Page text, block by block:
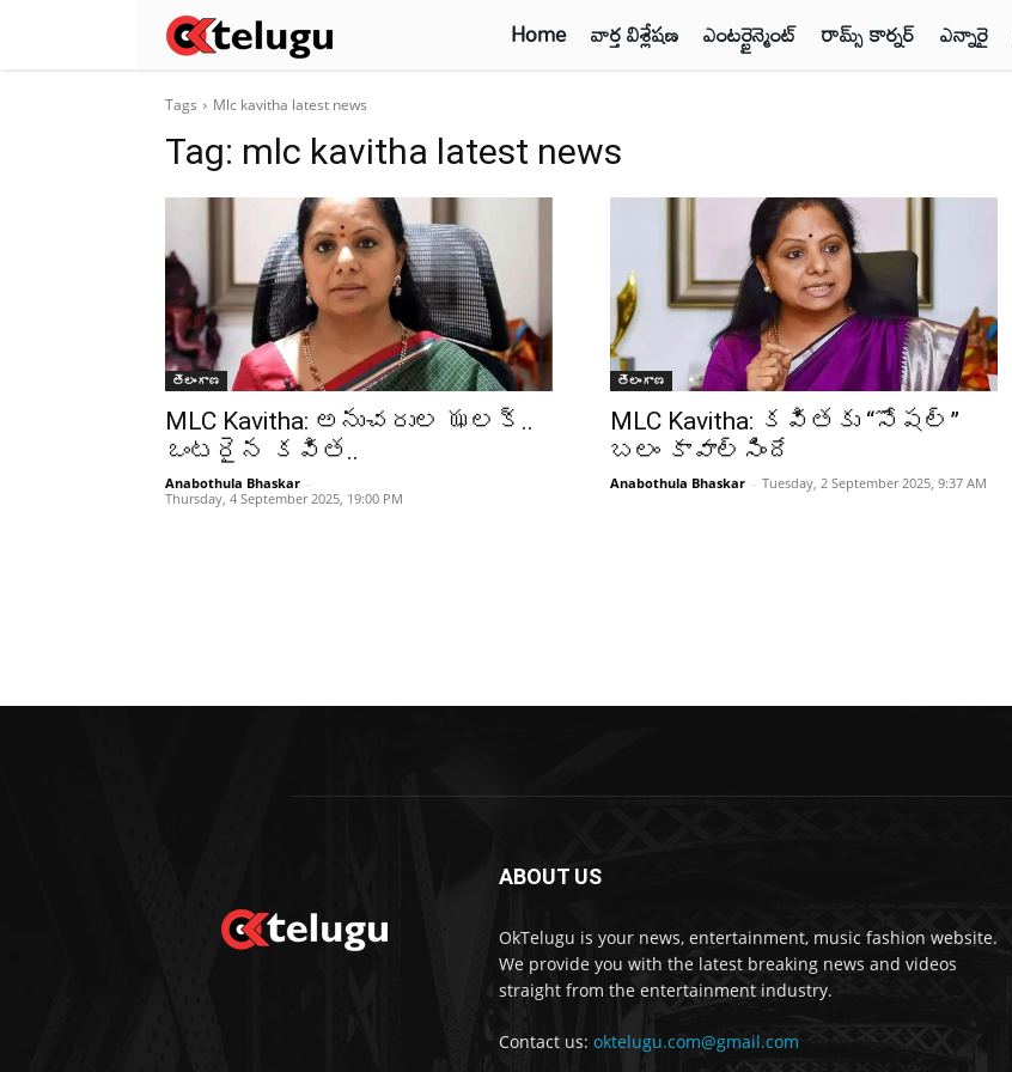
Home వార్త విశ్లేషణ ఎంటర్టైన్మెంట్ రామ్స్ కార్నర్ ఎన్నారై
Tags Mlc kavitha latest news
Tag: mlc kavitha latest news
తెలంగాణ
MLC Kavitha: అనుచరుల ఝలక్..
ఒంటరైన కవిత..
Anabothula Bhaskar -
Thursday, 4 September 2025, 19:00 PM
తెలంగాణ
MLC Kavitha: కవితకు “సోషల్”
బలం కావాల్సిందే
Anabothula Bhaskar - Tuesday, 2 September 2025, 9:37 AM
ABOUT US
OkTelugu is your news, entertainment, music fashion website.
We provide you with the latest breaking news and videos
straight from the entertainment industry.
Contact us: oktelugu.com@gmail.com